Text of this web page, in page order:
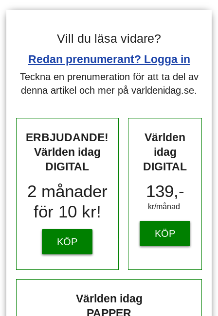
Vill du läsa vidare?
Redan prenumerant? Logga in
Teckna en prenumeration för att ta del av
denna artikel och mer på varldenidag.se.
ERBJUDANDE!
Världen idag
DIGITAL
2 månader
för 10 kr!
KÖP
Världen
idag
DIGITAL
139,-
kr/månad ​​​​​​
KÖP
Världen idag
PAPPER